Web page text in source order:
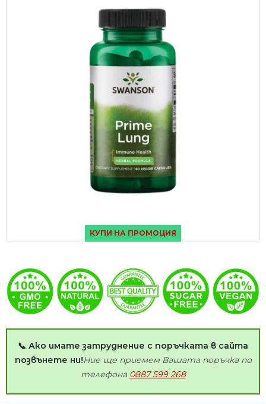
КУПИ НА ПРОМОЦИЯ
📞 Ако имате затруднение с поръчката в сайта
позвънете ни!Ние ще приемем Вашата поръчка по
телефона 0887 599 268